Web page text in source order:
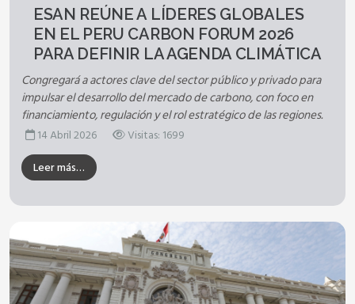
ESAN REÚNE A LÍDERES GLOBALES
EN EL PERU CARBON FORUM 2026
PARA DEFINIR LA AGENDA CLIMÁTICA
Congregará a actores clave del sector público y privado para
impulsar el desarrollo del mercado de carbono, con foco en
financiamiento, regulación y el rol estratégico de las regiones.
14 Abril 2026
Visitas: 1699
Leer más…